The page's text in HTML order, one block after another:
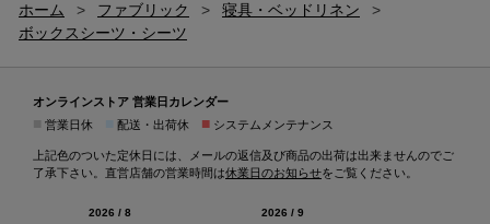
ホーム > ファブリック > 寝具・ベッドリネン
>
ボックスシーツ・シーツ
オンラインストア 営業日カレンダー
営業日休 配送・出荷休 ■ システムメンテナンス
上記色のついた定休日には、メールの返信及び商品の出荷は出来ませんのでご
了承下さい。直営店舗の営業時間は休業日のお知らせをご覧ください。
2026 / 8
2026 / 9